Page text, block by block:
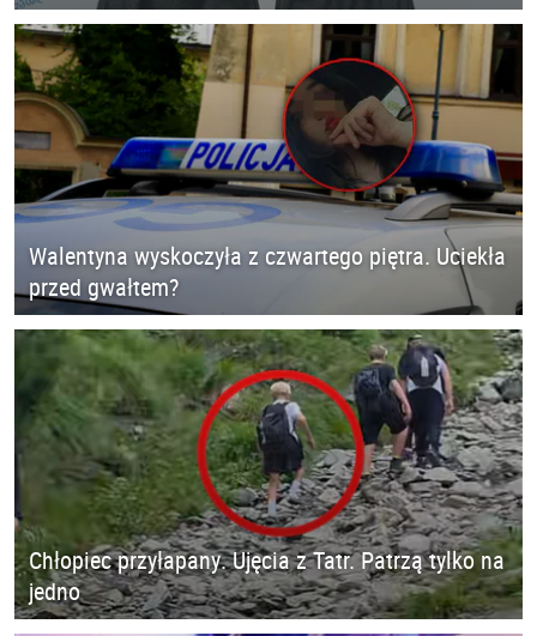
Walentyna wyskoczyła z czwartego piętra. Uciekła
przed gwałtem?
Chłopiec przyłapany. Ujęcia z Tatr. Patrzą tylko na
jedno